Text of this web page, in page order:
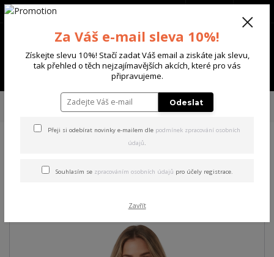
Menu
+420 702 136 620
TRIČKA & TÍLKA
Yakuza dámské tílko Fairy Curved
Crew Neck T-Shirt
Curved Crew Neck T-Shirt
Za Váš e-mail sleva 10%!
Získejte slevu 10%! Stačí zadat Váš email a ziskáte jak slevu,
tak přehled o těch nejzajímavějších akcích, které pro vás
připravujeme.
Odeslat
Přeji si odebírat novinky e-mailem dle podmínek zpracování osobních
údajů.
Souhlasím se zpracováním osobních údajů pro účely registrace.
Zavřít